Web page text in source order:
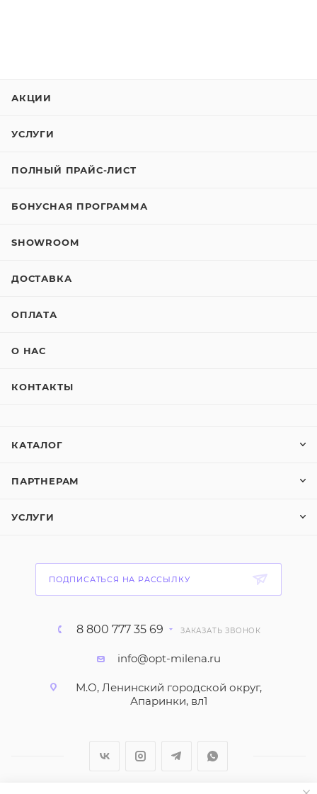
АКЦИИ
УСЛУГИ
ПОЛНЫЙ ПРАЙС-ЛИСТ
БОНУСНАЯ ПРОГРАММА
SHOWROOM
ДОСТАВКА
ОПЛАТА
О НАС
КОНТАКТЫ
КАТАЛОГ
ПАРТНЕРАМ
УСЛУГИ
ПОДПИСАТЬСЯ НА РАССЫЛКУ
8 800 777 35 69 ЗАКАЗАТЬ ЗВОНОК
info@opt-milena.ru
М.О, Ленинский городской округ,
Апаринки, вл1